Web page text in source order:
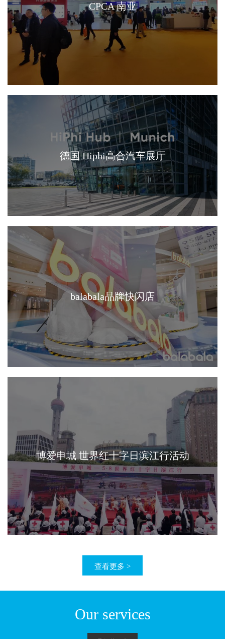
CPCA 南亚
德国 Hiphi高合汽车展厅
balabala品牌快闪店
博爱申城 世界红十字日滨江行活动
查看更多 >
Our services